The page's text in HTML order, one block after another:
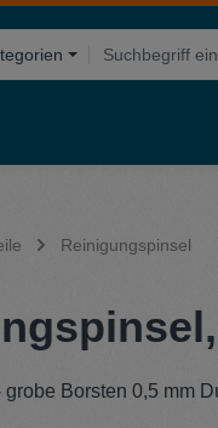
springen
Reinigungspinsel
Borsten 0,5 mm